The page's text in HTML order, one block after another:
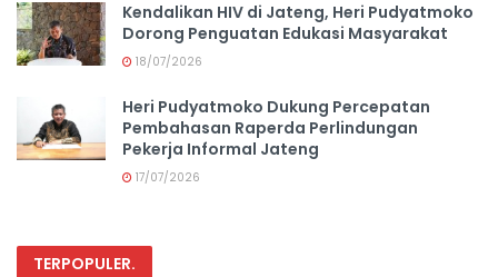
Kendalikan HIV di Jateng, Heri Pudyatmoko
Dorong Penguatan Edukasi Masyarakat
18/07/2026
Heri Pudyatmoko Dukung Percepatan
Pembahasan Raperda Perlindungan
Pekerja Informal Jateng
17/07/2026
TERPOPULER.